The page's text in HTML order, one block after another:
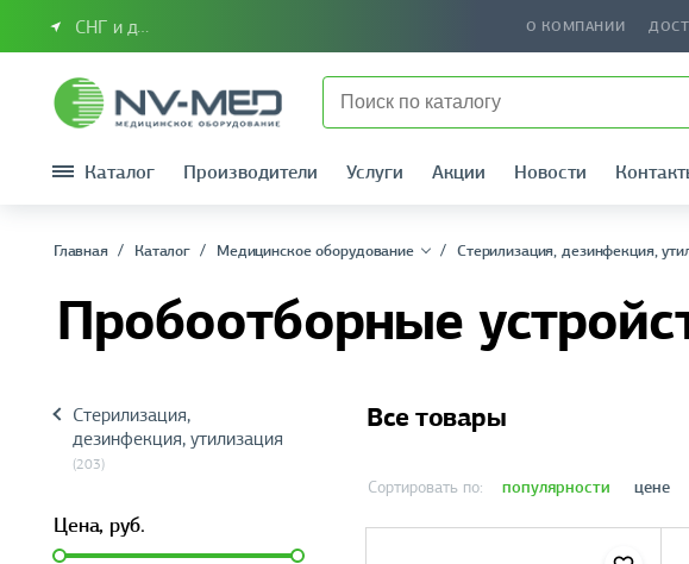
СНГ и другие страны О КОМПАНИИ
Каталог Производители Услуги Акции Новости
Главная Каталог Медицинское оборудование Стерилизация, дезинфекция,
Пробоотборные
Стерилизация,
дезинфекция, утилизация
(203)
Цена, руб.
Все товары
Сортировать по: популярности цене